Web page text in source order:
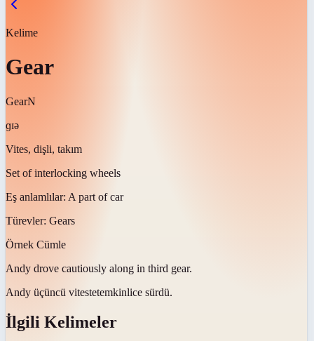
Kelime
Gear
GearN
ɡɪə
Vites, dişli, takım
Set of interlocking wheels
Eş anlamlılar: A part of car
Türevler: Gears
Örnek Cümle
Andy drove cautiously along in third gear.
Andy üçüncü vitestetemkinlice sürdü.
İlgili Kelimeler